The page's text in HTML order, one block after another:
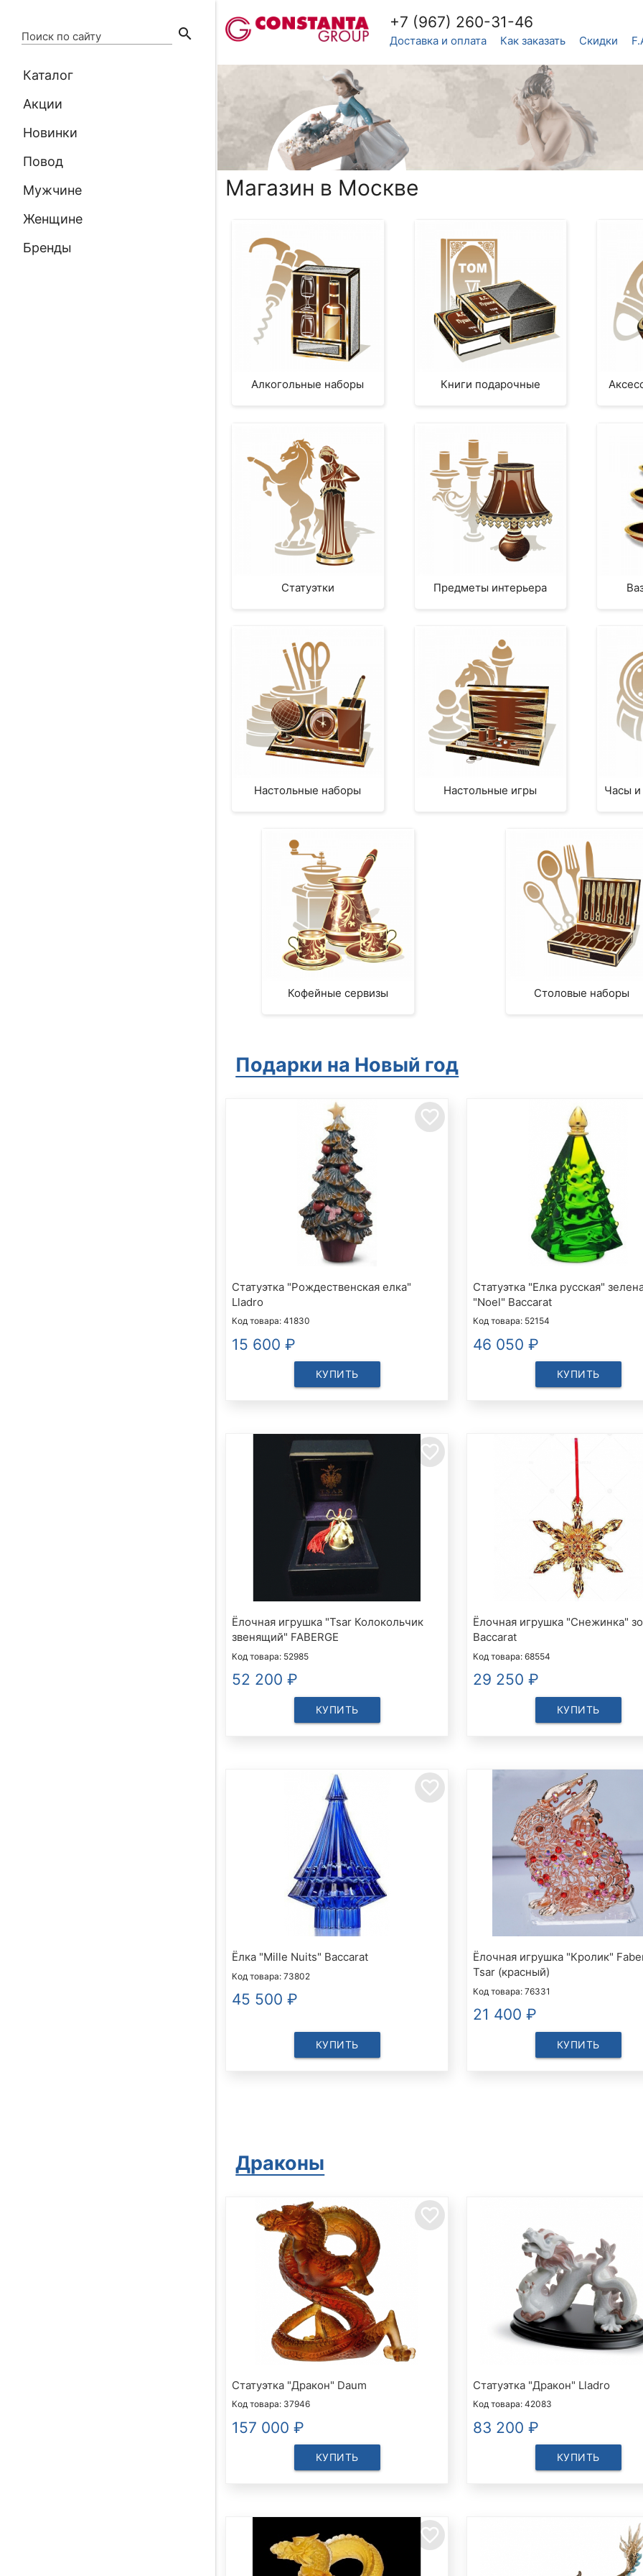
Поиск по сайту search
Каталог
Акции
Новинки
Повод
Мужчине
Женщине
Бренды
+7 (967) 260-31-46
Доставка и оплата Как заказать Скидки
Магазин в Москве
Алкогольные наборы Книги подарочные
Статуэтки Предметы интерьера
Настольные наборы Настольные игры Часы и
Кофейные сервизы Столовые наборы
Подарки на Новый год
favorite_border
Статуэтка "Рождественская елка"
Lladro
Код товара: 41830
15 600 ₽
КУПИТЬ
Статуэтка "Елка русская"
"Noel" Baccarat
Код товара: 52154
46 050 ₽
КУПИТЬ
favorite_border
Ёлочная игрушка "Tsar Колокольчик
звенящий" FABERGE
Код товара: 52985
52 200 ₽
КУПИТЬ
Ёлочная игрушка "Снежинка"
Baccarat
Код товара: 68554
29 250 ₽
КУПИТЬ
favorite_border
Ёлка "Mille Nuits" Baccarat
Код товара: 73802
45 500 ₽
КУПИТЬ
Ёлочная игрушка "Кролик"
Tsar (красный)
Код товара: 76331
21 400 ₽
КУПИТЬ
Драконы
favorite_border
Статуэтка "Дракон" Daum
Код товара: 37946
157 000 ₽
КУПИТЬ
Статуэтка "Дракон" Lladro
Код товара: 42083
83 200 ₽
КУПИТЬ
favorite_border